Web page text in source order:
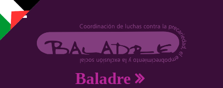
Pasar al contenido principal
Baladre